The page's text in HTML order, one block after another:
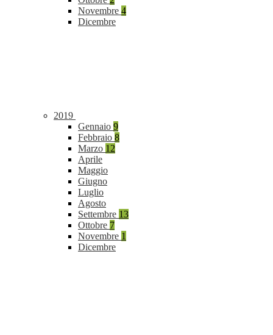
Novembre 4
Dicembre
2019
Gennaio 9
Febbraio 8
Marzo 12
Aprile
Maggio
Giugno
Luglio
Agosto
Settembre 13
Ottobre 7
Novembre 1
Dicembre